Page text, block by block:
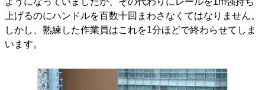
上げるのにハンドルを百数十回まわさなくてはなりません。
しかし、熟練した作業員はこれを1分ほどで終わらせてしま
います。